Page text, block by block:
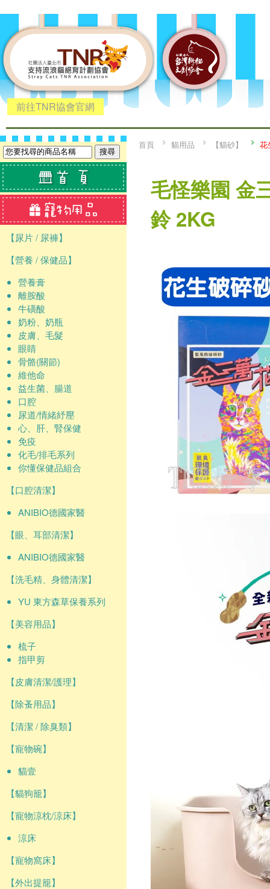
前往TNR協會官網
【尿片 / 尿褲】
【營養 / 保健品】
營養膏
離胺酸
牛磺酸
奶粉、奶瓶
皮膚、毛髮
眼睛
骨骼(關節)
維他命
益生菌、腸道
口腔
尿道/情緒紓壓
心、肝、腎保健
免疫
化毛/排毛系列
你懂保健品組合
【口腔清潔】
ANIBIO德國家醫
【眼、耳部清潔】
ANIBIO德國家醫
【洗毛精、身體清潔】
YU 東方森草保養系列
【美容用品】
梳子
指甲剪
【皮膚清潔/護理】
【除蚤用品】
【清潔 / 除臭類】
【寵物碗】
貓壹
【貓狗籠】
【寵物涼枕/涼床】
涼床
【寵物窩床】
【外出提籠】
首頁 貓用品 【貓砂】 花
毛怪樂園 金
鈴 2KG